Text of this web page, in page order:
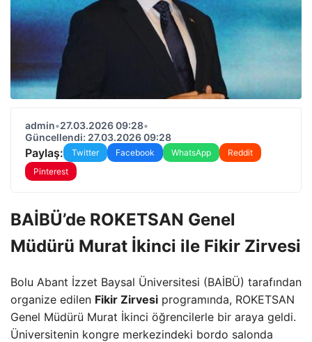
admin•27.03.2026 09:28•
Güncellendi: 27.03.2026 09:28
Paylaş: Twitter Facebook WhatsApp
Reddit
Pinterest
BAİBÜ’de ROKETSAN Genel
Müdürü Murat İkinci ile Fikir Zirvesi
Bolu Abant İzzet Baysal Üniversitesi (BAİBÜ) tarafından
organize edilen Fikir Zirvesi programında, ROKETSAN
Genel Müdürü Murat İkinci öğrencilerle bir araya geldi.
Üniversitenin kongre merkezindeki bordo salonda